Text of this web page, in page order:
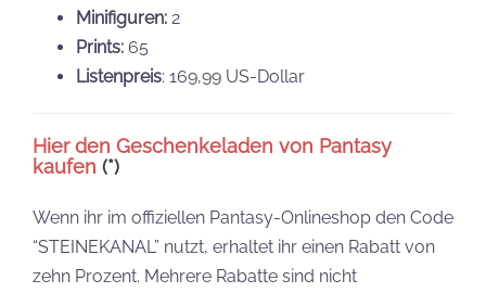
Minifiguren: 2
Prints: 65
Listenpreis: 169,99 US-Dollar
Hier den Geschenkeladen von Pantasy
kaufen (*)
Wenn ihr im offiziellen Pantasy-Onlineshop den Code
“STEINEKANAL” nutzt, erhaltet ihr einen Rabatt von
zehn Prozent. Mehrere Rabatte sind nicht